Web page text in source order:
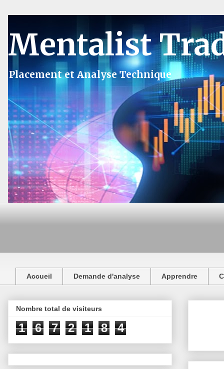
Mentalist
Placement et Analyse Technique
Accueil Demande d'analyse Apprendre
Nombre total de visiteurs
1 6 7 2 1 8 4